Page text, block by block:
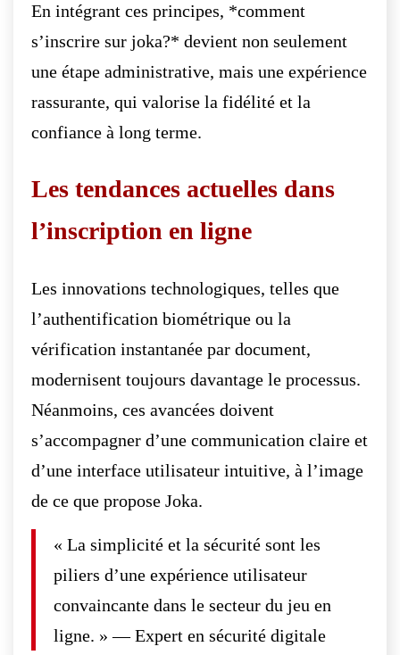
En intégrant ces principes, *comment
s’inscrire sur joka?* devient non seulement
une étape administrative, mais une expérience
rassurante, qui valorise la fidélité et la
confiance à long terme.
Les tendances actuelles dans
l’inscription en ligne
Les innovations technologiques, telles que
l’authentification biométrique ou la
vérification instantanée par document,
modernisent toujours davantage le processus.
Néanmoins, ces avancées doivent
s’accompagner d’une communication claire et
d’une interface utilisateur intuitive, à l’image
de ce que propose Joka.
« La simplicité et la sécurité sont les
piliers d’une expérience utilisateur
convaincante dans le secteur du jeu en
ligne. » — Expert en sécurité digitale